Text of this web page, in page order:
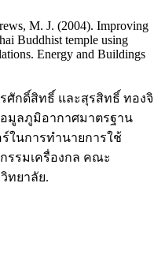
M. J. (2004). Improving
Buddhist temple using
Energy and Buildings
ศักดิ์สิทธิ์ และสุรสิทธิ์ ทองจิ
อมูลภูมิอากาศมาตรฐาน
ในการทำนายการใช้
รรมเครื่องกล คณะ
ทยาลัย.